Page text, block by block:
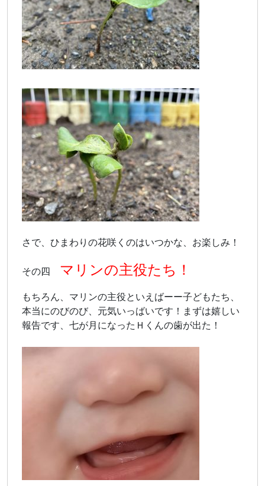
さで、ひまわりの花咲くのはいつかな、お楽しみ！
その四 マリンの主役たち！
もちろん、マリンの主役といえばーー子どもたち、
本当にのびのび、元気いっばいです！まずは嬉しい
報告です、七が月になったＨくんの歯が出た！